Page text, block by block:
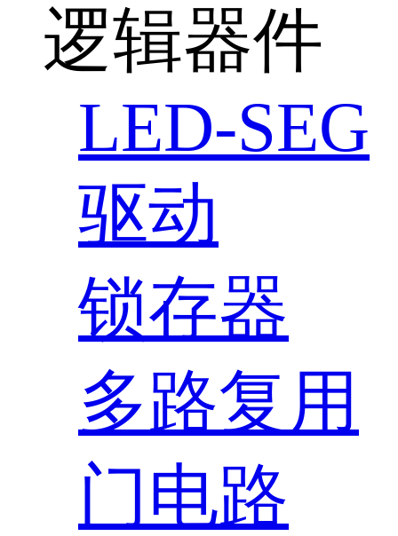
逻辑器件
LED-SEG
驱动
锁存器
多路复用
门电路